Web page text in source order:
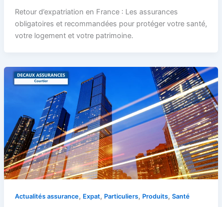
Retour d’expatriation en France : Les assurances
obligatoires et recommandées pour protéger votre santé,
votre logement et votre patrimoine.
Actualités assurance, Expat, Particuliers, Produits, Santé